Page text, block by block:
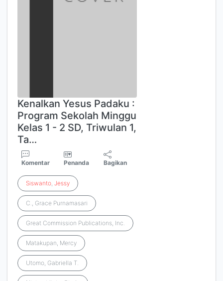
Kenalkan Yesus Padaku :
Program Sekolah Minggu
Kelas 1 - 2 SD, Triwulan 1,
Ta…
Komentar Penanda Bagikan
Siswanto, Jessy
C., Grace Purnamasari
Great Commission Publications, Inc.
Matakupan, Mercy
Utomo, Gabriella T.